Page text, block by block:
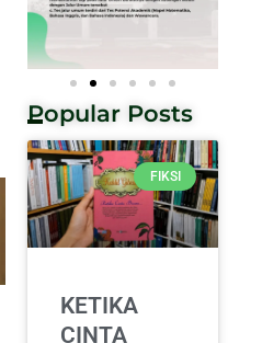
Popular Posts
FIKSI
KETIKA
CINTA